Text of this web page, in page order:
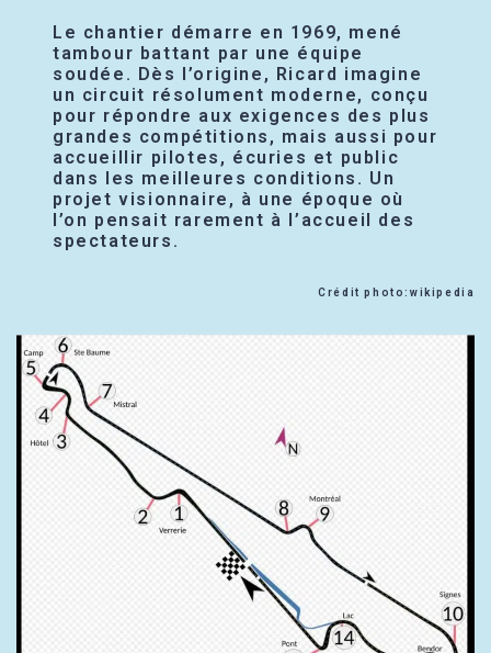
Le chantier démarre en 1969, mené
tambour battant par une équipe
soudée. Dès l’origine, Ricard imagine
un circuit résolument moderne, conçu
pour répondre aux exigences des plus
grandes compétitions, mais aussi pour
accueillir pilotes, écuries et public
dans les meilleures conditions. Un
projet visionnaire, à une époque où
l’on pensait rarement à l’accueil des
spectateurs.
Crédit photo:wikipedia